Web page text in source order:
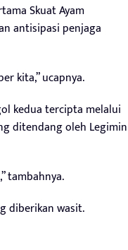
Skuat Ayam
antisipasi penjaga
kita,” ucapnya.
kedua tercipta melalui
ditendang oleh Legimin
tambahnya.
diberikan wasit.